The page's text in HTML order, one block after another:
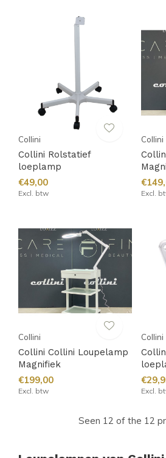
Collini
Collini Rolstatief
loeplamp
€49,00
Excl. btw
Collini
Excl.
Collini
Collini Collini Loupelamp
Magnifiek
€199,00
Excl. btw
Collini
Excl.
Seen 12 of the 12